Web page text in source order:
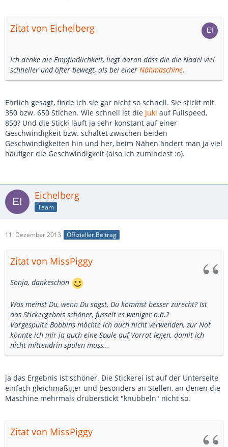
Zitat von Eichelberg
Ich denke die Empfindlichkeit, liegt daran dass die die Nadel viel
schneller und öfter bewegt, als bei einer Nähmaschine.
Ehrlich gesagt, finde ich sie gar nicht so schnell. Sie stickt mit
350 bzw. 650 Stichen. Wie schnell ist die Juki auf Fullspeed,
850? Und die Sticki läuft ja sehr konstant auf einer
Geschwindigkeit bzw. schaltet zwischen beiden
Geschwindigkeiten hin und her, beim Nähen ändert man ja viel
häufiger die Geschwindigkeit (also ich zumindest :o).
Eichelberg
Team
11. Dezember 2013 Offizieller Beitrag
Zitat von MissPiggy
Sonja, dankeschön
Was meinst Du, wenn Du sagst, Du kommst besser zurecht? Ist
das Stickergebnis schöner, fusselt es weniger o.ä.?
Vorgespulte Bobbins möchte ich auch nicht verwenden, zur Not
könnte ich mir ja auch eine Spule auf Vorrat legen, damit ich
nicht mittendrin spulen muss...
ja das Ergebnis ist schöner. Die Stickerei ist auf der Unterseite
einfach gleichmäßiger und besonders an Stellen, an denen die
Maschine mehrmals drüberstickt "knubbeln" nicht so.
Zitat von MissPiggy